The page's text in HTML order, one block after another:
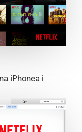
iPhonea i